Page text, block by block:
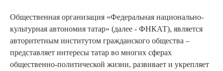
Общественная организация «Федеральная национально-
культурная автономия татар» (далее - ФНКАТ), является
авторитетным институтом гражданского общества –
представляет интересы татар во многих сферах
общественно-политической жизни, развивает и укрепляет